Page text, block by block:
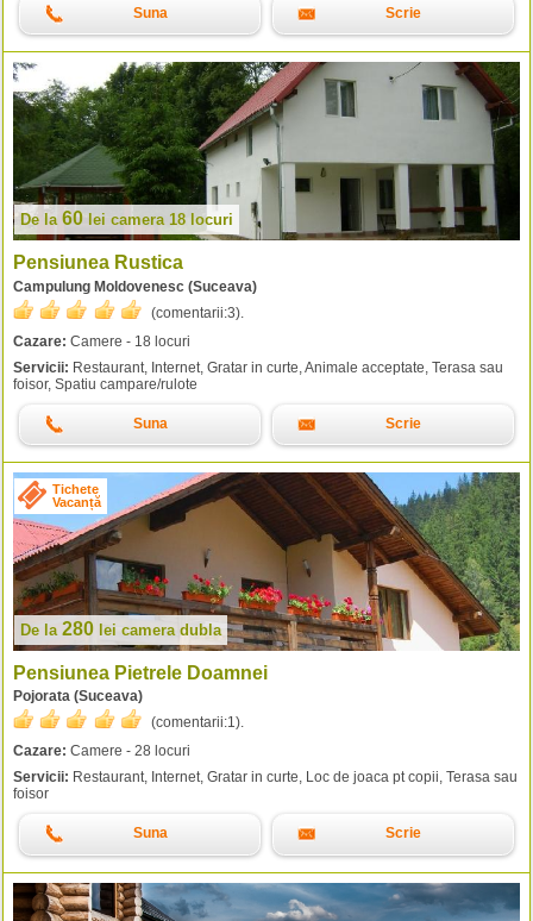
Suna Scrie
De la 60 lei camera 18 locuri
Pensiunea Rustica
Campulung Moldovenesc (Suceava)
(comentarii:3).
Cazare: Camere - 18 locuri
Servicii: Restaurant, Internet, Gratar in curte, Animale acceptate, Terasa sau
foisor, Spatiu campare/rulote
Suna Scrie
Tichete
Vacanță
De la 280 lei camera dubla
Pensiunea Pietrele Doamnei
Pojorata (Suceava)
(comentarii:1).
Cazare: Camere - 28 locuri
Servicii: Restaurant, Internet, Gratar in curte, Loc de joaca pt copii, Terasa sau
foisor
Suna Scrie